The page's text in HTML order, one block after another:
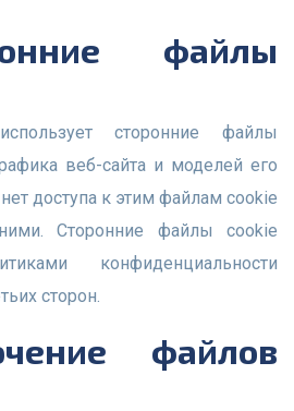
веб-сайта и моделей его
доступа к этим файлам cookie
Сторонние файлы cookie
конфиденциальности
сторон.